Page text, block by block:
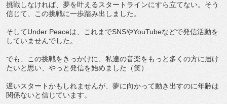
挑戦しなければ、夢を叶えるスタートラインにすら立てない。そう
信じて、この挑戦に一歩踏み出しました。
そしてUnder Peaceは、これまでSNSやYouTubeなどで発信活動を
していませんでした。
でも、この挑戦をきっかけに、私達の音楽をもっと多くの方に届け
たいと思い、やっと発信を始めました（笑）
遅いスタートかもしれませんが、夢に向かって動き出すのに年齢は
関係ないと信じています。